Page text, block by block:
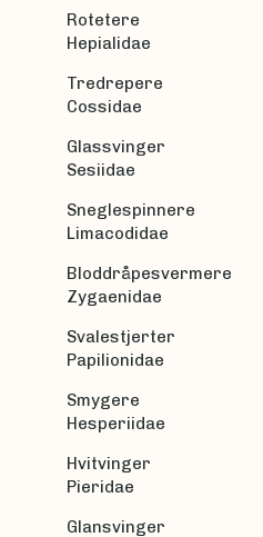
Rotetere
Hepialidae
Tredrepere
Cossidae
Glassvinger
Sesiidae
Sneglespinnere
Limacodidae
Bloddråpesvermere
Zygaenidae
Svalestjerter
Papilionidae
Smygere
Hesperiidae
Hvitvinger
Pieridae
Glansvinger